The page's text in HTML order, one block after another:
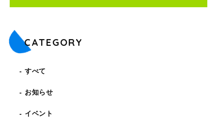
CATEGORY
すべて
お知らせ
イベント